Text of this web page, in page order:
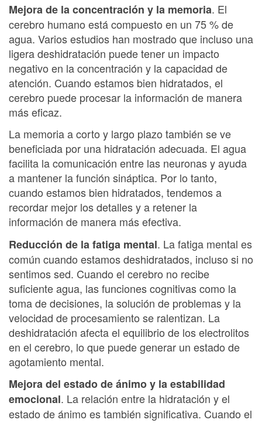
Mejora de la concentración y la memoria. El
cerebro humano está compuesto en un 75 % de
agua. Varios estudios han mostrado que incluso una
ligera deshidratación puede tener un impacto
negativo en la concentración y la capacidad de
atención. Cuando estamos bien hidratados, el
cerebro puede procesar la información de manera
más eficaz.
La memoria a corto y largo plazo también se ve
beneficiada por una hidratación adecuada. El agua
facilita la comunicación entre las neuronas y ayuda
a mantener la función sináptica. Por lo tanto,
cuando estamos bien hidratados, tendemos a
recordar mejor los detalles y a retener la
información de manera más efectiva.
Reducción de la fatiga mental. La fatiga mental es
común cuando estamos deshidratados, incluso si no
sentimos sed. Cuando el cerebro no recibe
suficiente agua, las funciones cognitivas como la
toma de decisiones, la solución de problemas y la
velocidad de procesamiento se ralentizan. La
deshidratación afecta el equilibrio de los electrolitos
en el cerebro, lo que puede generar un estado de
agotamiento mental.
Mejora del estado de ánimo y la estabilidad
emocional. La relación entre la hidratación y el
estado de ánimo es también significativa. Cuando el